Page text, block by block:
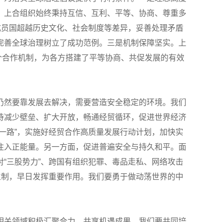
合组织始终秉持互信、互利、平等、协商、尊重多
国超越历史文化、社会制度等差异，妥善处理矛盾
全球治理树立了成功范例。三是机制保障坚实。上
作机制，为各方搭建了平等协商、共促发展的有效
要靠发展去解决，需要营造安全稳定的环境。我们
少壁垒、扩大开放，畅通经贸循环，促进世界经济
”，实施好经贸合作高质量发展行动计划，加快实
正能量。另一方面，促进普遍安全与持久和平。面
股势力”、跨国有组织犯罪、毒品走私、网络攻击
，早日发挥重要作用。我们要勇于做动荡世界的中